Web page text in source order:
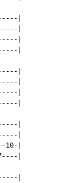
|
|
|
|
|
|
|
|
|
|
|
|
|